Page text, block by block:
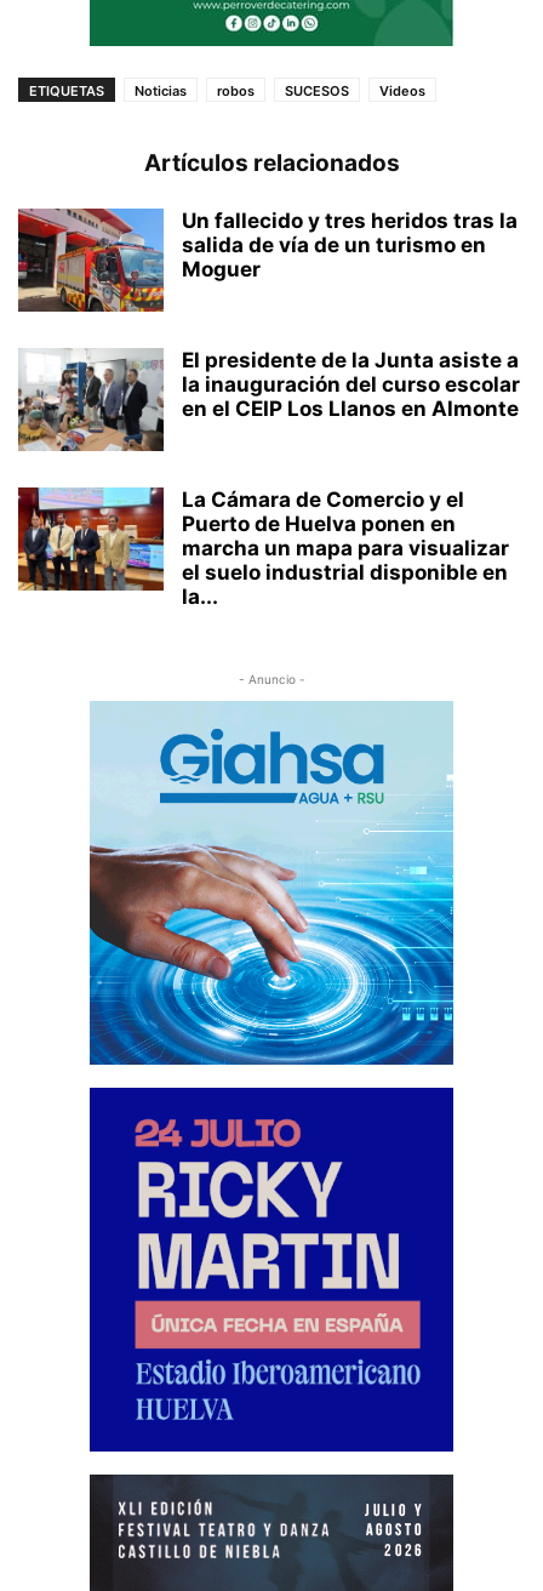
ETIQUETAS Noticias robos SUCESOS Videos
Artículos relacionados
Un fallecido y tres heridos tras la
salida de vía de un turismo en
Moguer
El presidente de la Junta asiste a
la inauguración del curso escolar
en el CEIP Los Llanos en Almonte
La Cámara de Comercio y el
Puerto de Huelva ponen en
marcha un mapa para visualizar
el suelo industrial disponible en
la...
- Anuncio -